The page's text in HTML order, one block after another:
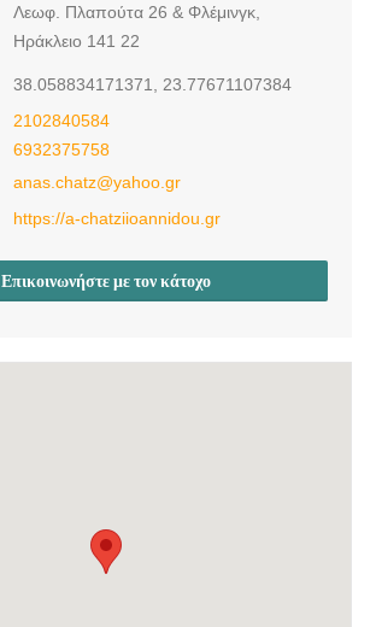
Λεωφ. Πλαπούτα 26 & Φλέμινγκ,
Ηράκλειο 141 22
38.058834171371, 23.77671107384
2102840584
6932375758
anas.chatz@yahoo.gr
https://a-chatziioannidou.gr
Επικοινωνήστε με τον κάτοχο